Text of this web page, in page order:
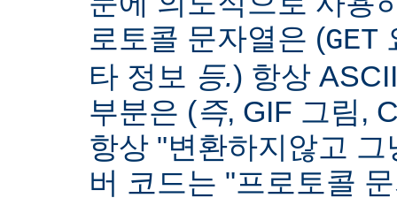
로토콜 문자열은 (GET
타 정보 등.) 항상
부분은 (즉, GIF 그림,
항상 "변환하지않고
버 코드는 "프로토콜